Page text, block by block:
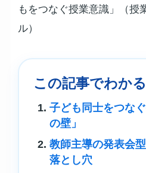
もをつなぐ授業意識」（授
ル）
この記事でわか
子ども同士をつな
の壁」
教師主導の発表会
落とし穴